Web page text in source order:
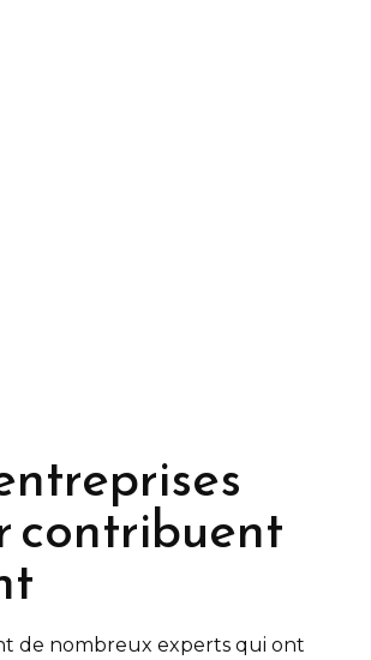
contribuent
de nombreux experts qui ont